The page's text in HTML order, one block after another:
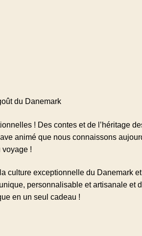
du Danemark
! Des contes et de l’héritage
animé que nous connaissons
voyage !
culture exceptionnelle du Danemark
personnalisable et artisanale et
en un seul cadeau !